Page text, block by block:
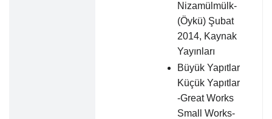
Nizamülmülk-
(Öykü) Şubat
2014, Kaynak
Yayınları
Büyük Yapıtlar
Küçük Yapıtlar
-Great Works
Small Works-